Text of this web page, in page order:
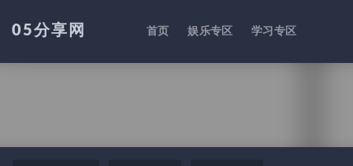
05分享网 首页 娱乐专区 学习专区